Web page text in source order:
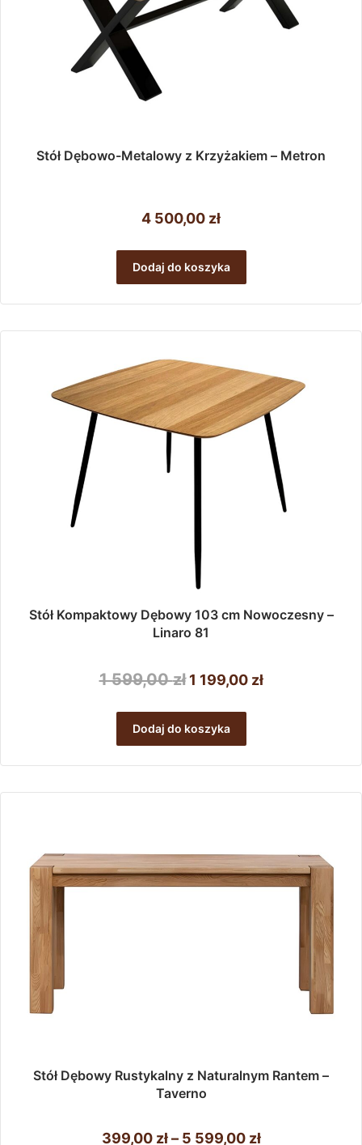
Stół Dębowo-Metalowy z Krzyżakiem – Metron
4 500,00 zł
Dodaj do koszyka
Stół Kompaktowy Dębowy 103 cm Nowoczesny –
Linaro 81
1 599,00zł Pierwotna
wynosiła:
1
599,00 zł.
1 199,00 złAktualna
199,00 zł.
Dodaj do koszyka
Stół Dębowy Rustykalny z Naturalnym Rantem –
Taverno
399,00 zł – 5 599,00 złZakres